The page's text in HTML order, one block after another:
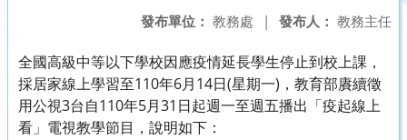
發布人： 教務主任
發布單位： 教務處 |
全國高級中等以下學校因應疫情延長學生停止到校上課，
採居家線上學習至110年6月14日(星期一)，教育部賡續徵
用公視3台自110年5月31日起週一至週五播出「疫起線上
看」電視教學節目，說明如下：